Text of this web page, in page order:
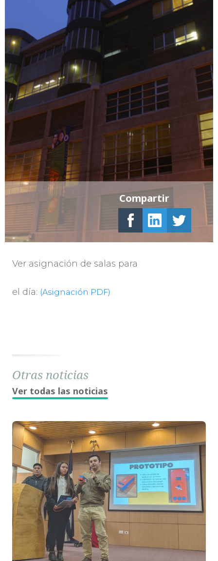
Ver asignación de salas para
el día: (Asignación PDF)
Compartir
Otras noticias
Ver todas las noticias